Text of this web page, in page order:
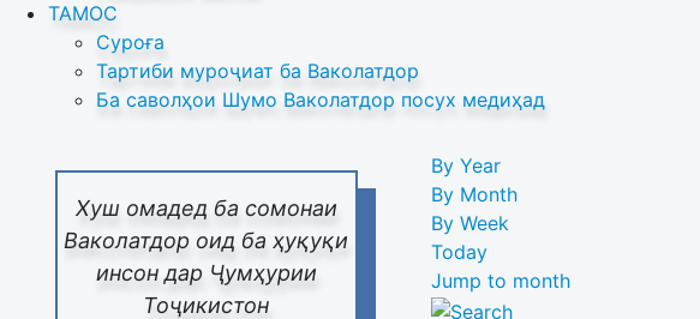
ТАМОС
Суроға
Тартиби муроҷиат ба Ваколатдор
Ба саволҳои Шумо Ваколатдор посух медиҳад
Хуш омадед ба сомонаи
Ваколатдор оид ба ҳуқуқи
инсон дар Ҷумҳурии
Тоҷикистон
By Year
By Month
By Week
Today
Jump to month